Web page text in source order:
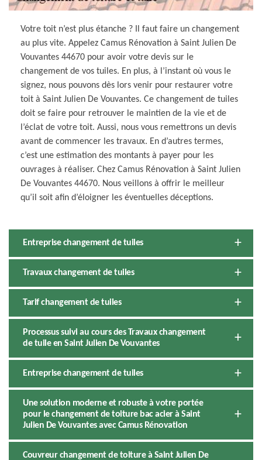
Votre toit n’est plus étanche ? Il faut faire un changement
au plus vite. Appelez Camus Rénovation à Saint Julien De
Vouvantes 44670 pour avoir votre devis sur le
changement de vos tuiles. En plus, à l’instant où vous le
signez, nous pouvons dès lors venir pour restaurer votre
toit à Saint Julien De Vouvantes. Ce changement de tuiles
doit se faire pour retrouver le maintien de la vie et de
l’éclat de votre toit. Aussi, nous vous remettrons un devis
avant de commencer les travaux. En d’autres termes,
c’est une estimation des montants à payer pour les
ouvrages à réaliser. Chez Camus Rénovation à Saint Julien
De Vouvantes 44670. Nous veillons à offrir le meilleur
qu’il soit afin d’éloigner les éventuelles déceptions.
Entreprise changement de tuiles
Travaux changement de tuiles
Tarif changement de tuiles
Processus suivi au cours des Travaux changement
de tuile en Saint Julien De Vouvantes
Entreprise changement de tuiles
Une solution moderne et robuste à votre portée
pour le changement de toiture bac acier à Saint
Julien De Vouvantes avec Camus Rénovation
Couvreur changement de toiture à Saint Julien De